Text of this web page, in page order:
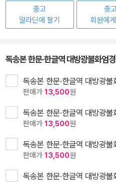
중고
알라딘에 팔기
중
회원에
독송본 한문·한글역 대방광불화엄
독송본 한문·한글역 대방광
판매가 13,500원
독송본 한문·한글역 대방광
판매가 13,500원
독송본 한문·한글역 대방광
판매가 13,500원
독송본 한문·한글역 대방광